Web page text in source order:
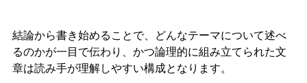
結論から書き始めることで、どんなテーマについて述べ
るのかが一目で伝わり、かつ論理的に組み立てられた文
章は読み手が理解しやすい構成となります。